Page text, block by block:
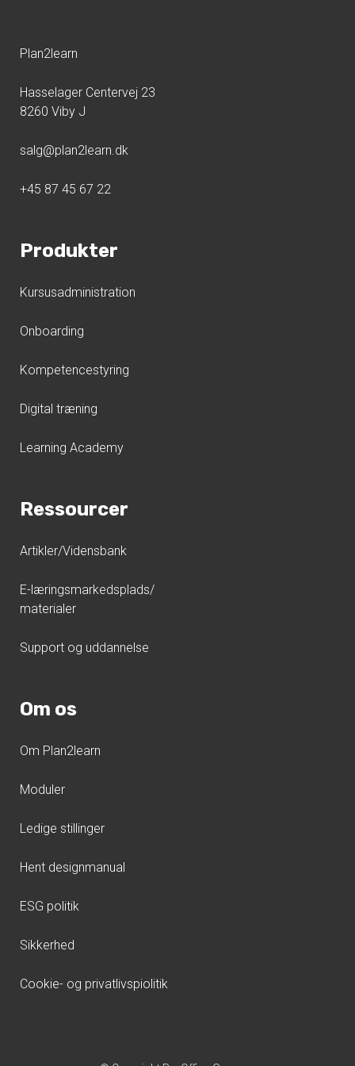
Plan2learn
Hasselager Centervej 23
8260 Viby J
salg@plan2learn.dk
+45 87 45 67 22
Produkter
Kursusadministration
Onboarding
Kompetencestyring
Digital træning
Learning Academy
Ressourcer
Artikler/Vidensbank
E-læringsmarkedsplads/
materialer
Support og uddannelse
Om os
Om Plan2learn
Moduler
Ledige stillinger
Hent designmanual
ESG politik
Sikkerhed
Cookie- og privatlivspiolitik